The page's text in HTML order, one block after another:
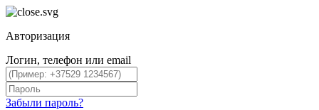
Авторизация
Логин, телефон или email
Забыли пароль?